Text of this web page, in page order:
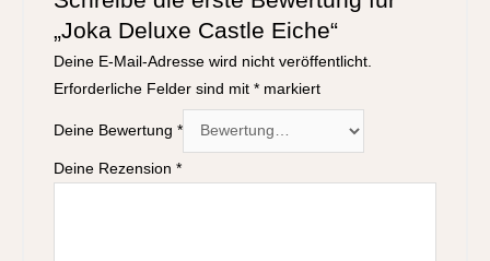
„Joka Deluxe Castle Eiche“
Deine E-Mail-Adresse wird nicht veröffentlicht.
Erforderliche Felder sind mit* markiert
Deine Bewertung*
Deine Rezension*